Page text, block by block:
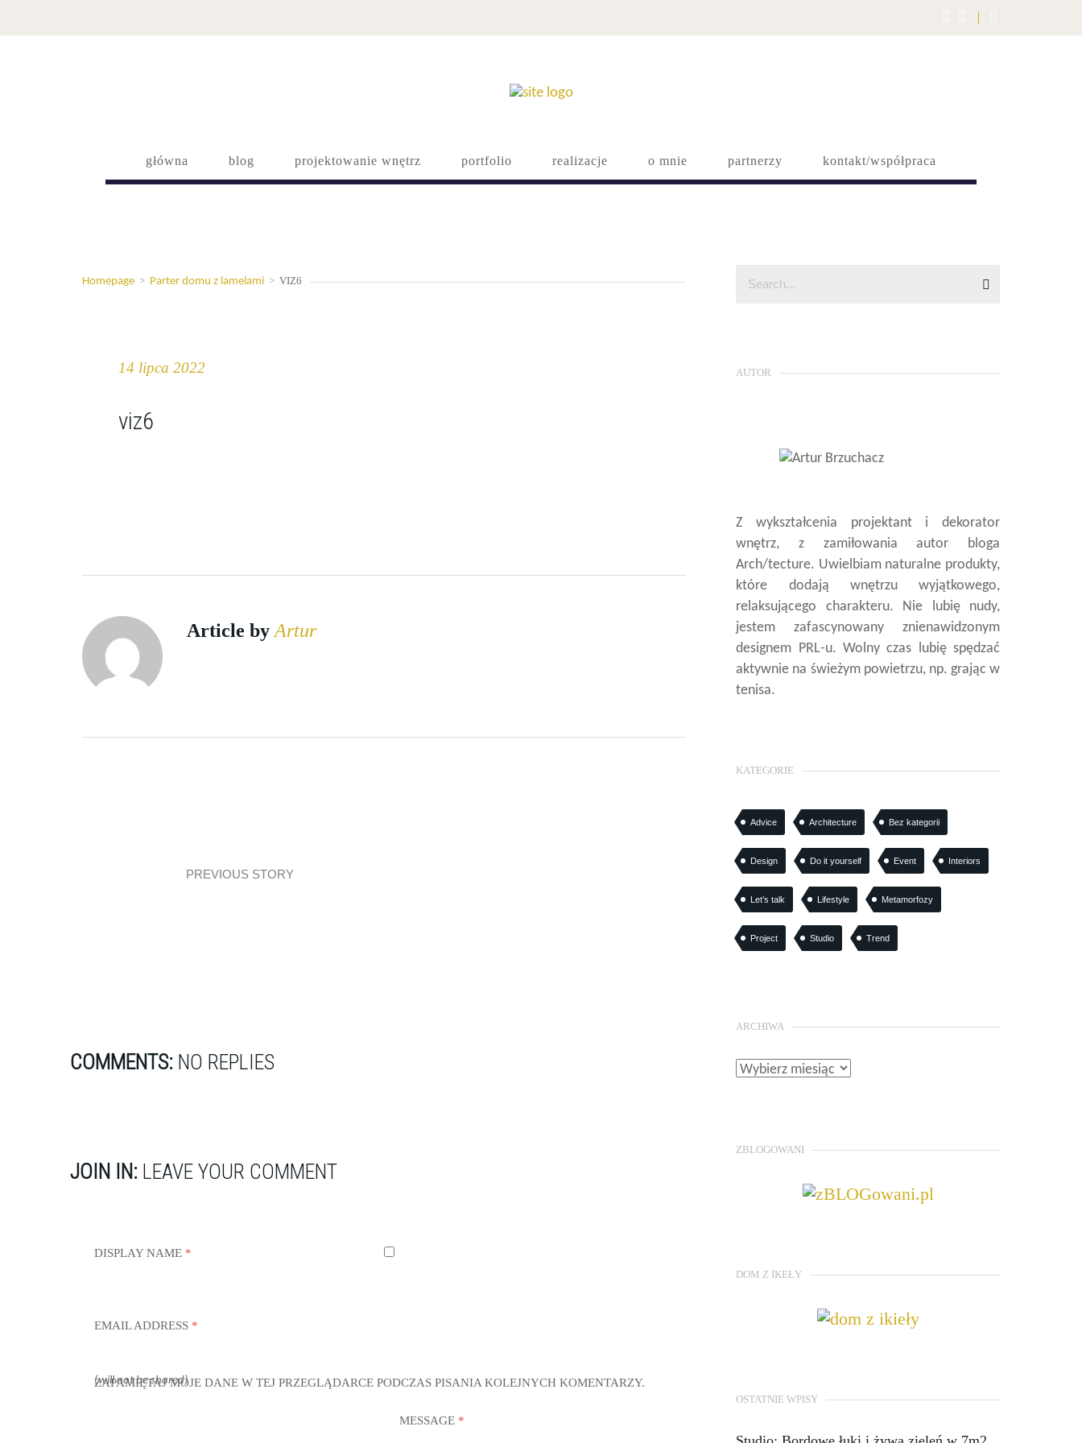
główna blog projektowanie wnętrz portfolio realizacje o mnie partnerzy kontakt/współpraca
Homepage > Parter domu z lamelami > VIZ6
14 lipca 2022
viz6
Article by Artur
PREVIOUS STORY
COMMENTS: NO REPLIES
JOIN IN: LEAVE YOUR COMMENT
DISPLAY NAME *
EMAIL ADDRESS *
(will not be shared)
ZAPAMIĘTAJ MOJE DANE W TEJ PRZEGLĄDARCE PODCZAS PISANIA KOLEJNYCH KOMENTARZY.
MESSAGE *
AUTOR
Z wykształcenia projektant i dekorator
wnętrz, z zamiłowania autor bloga
Arch/tecture. Uwielbiam naturalne produkty,
które dodają wnętrzu wyjątkowego,
relaksującego charakteru. Nie lubię nudy,
jestem zafascynowany znienawidzonym
designem PRL-u. Wolny czas lubię spędzać
aktywnie na świeżym powietrzu, np. grając w
tenisa.
KATEGORIE
Advice Architecture Bez kategorii
Design Do it yourself Event Interiors
Let’s talk Lifestyle Metamorfozy
Project Studio Trend
ARCHIWA
ZBLOGOWANI
DOM Z IKEŁY
OSTATNIE WPISY